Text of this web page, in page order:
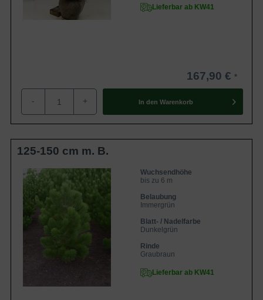
Lieferbar ab KW41
167,90 €
- + In den Warenkorb
125-150 cm m. B.
Wuchsendhöhe
bis zu 6 m
Belaubung
Immergrün
Blatt- / Nadelfarbe
Dunkelgrün
Rinde
Graubraun
Lieferbar ab KW41